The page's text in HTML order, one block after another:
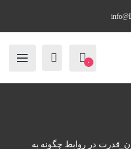
۰
در روابط چگونه به